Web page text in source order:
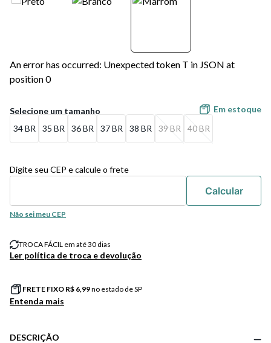
An error has occurred: Unexpected token T in JSON at
position 0
34 BR 35 BR 36 BR 37 BR 38 BR 39 BR 40 BR
Em estoque
Digite seu CEP e calcule o frete
Não sei meu CEP
TROCA FÁCIL em até 30 dias
Ler política de troca e devolução
FRETE FIXO R$ 6,99no estado de SP
Entenda mais
DESCRIÇÃO
9º chuteira